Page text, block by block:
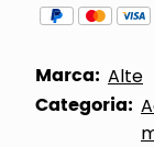
Marca: Alte
Categoria: